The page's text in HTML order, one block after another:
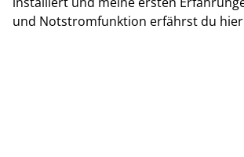
und Notstromfunktion erfährst du